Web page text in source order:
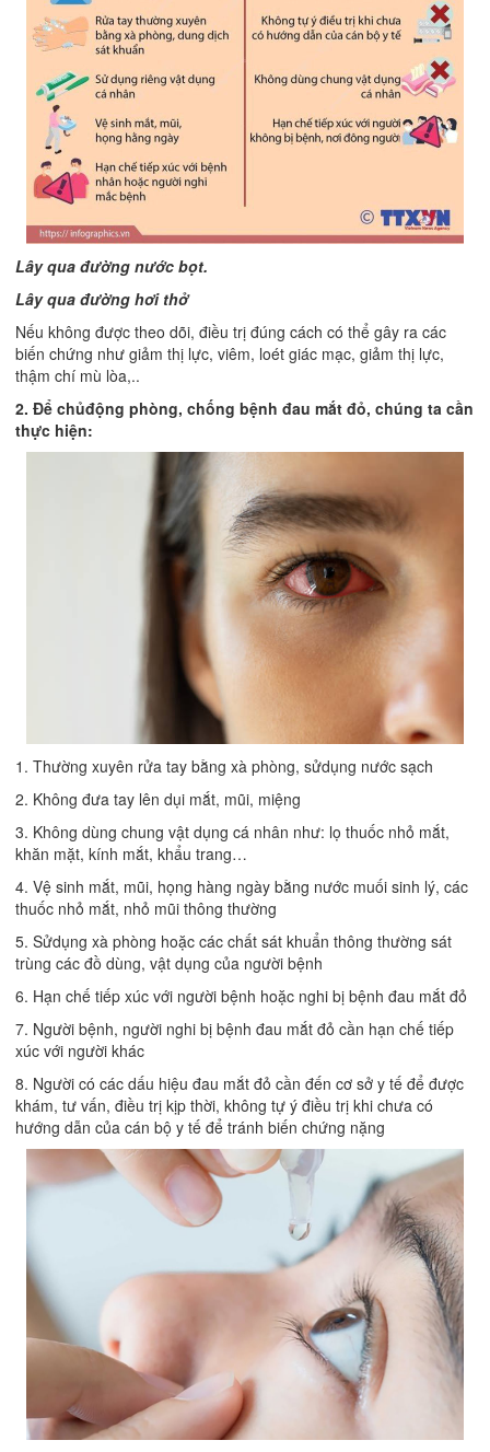
Lây qua đường nước bọt.
Lây qua đường hơi thở
Nếu không được theo dõi, điều trị đúng cách có thể gây ra các
biến chứng như giảm thị lực, viêm, loét giác mạc, giảm thị lực,
thậm chí mù lòa,..
2. Để chủđộng phòng, chống bệnh đau mắt đỏ, chúng ta cần
thực hiện:
1. Thường xuyên rửa tay bằng xà phòng, sửdụng nước sạch
2. Không đưa tay lên dụi mắt, mũi, miệng
3. Không dùng chung vật dụng cá nhân như: lọ thuốc nhỏ mắt,
khăn mặt, kính mắt, khẩu trang…
4. Vệ sinh mắt, mũi, họng hàng ngày bằng nước muối sinh lý, các
thuốc nhỏ mắt, nhỏ mũi thông thường
5. Sửdụng xà phòng hoặc các chất sát khuẩn thông thường sát
trùng các đồ dùng, vật dụng của người bệnh
6. Hạn chế tiếp xúc với người bệnh hoặc nghi bị bệnh đau mắt đỏ
7. Người bệnh, người nghi bị bệnh đau mắt đỏ cần hạn chế tiếp
xúc với người khác
8. Người có các dấu hiệu đau mắt đỏ cần đến cơ sở y tế để được
khám, tư vấn, điều trị kịp thời, không tự ý điều trị khi chưa có
hướng dẫn của cán bộ y tế để tránh biến chứng nặng